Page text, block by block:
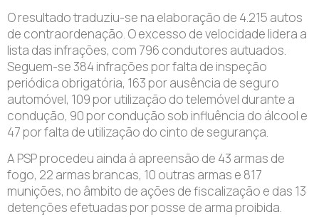
O resultado traduziu-se na elaboração de 4.215 autos
de contraordenação. O excesso de velocidade lidera a
lista das infrações, com 796 condutores autuados.
Seguem-se 384 infrações por falta de inspeção
periódica obrigatória, 163 por ausência de seguro
automóvel, 109 por utilização do telemóvel durante a
condução, 90 por condução sob influência do álcool e
47 por falta de utilização do cinto de segurança.
A PSP procedeu ainda à apreensão de 43 armas de
fogo, 22 armas brancas, 10 outras armas e 817
munições, no âmbito de ações de fiscalização e das 13
detenções efetuadas por posse de arma proibida.